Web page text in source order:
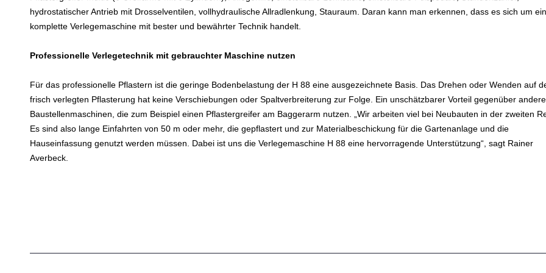
hydrostatischer Antrieb mit Drosselventilen, vollhydraulische Allradlenkung, Stauraum. Daran kann man erkennen, dass es sich um
komplette Verlegemaschine mit bester und bewährter Technik handelt.
Professionelle Verlegetechnik mit gebrauchter Maschine nutzen
Für das professionelle Pflastern ist die geringe Bodenbelastung der H 88 eine ausgezeichnete Basis. Das Drehen oder Wenden auf
frisch verlegten Pflasterung hat keine Verschiebungen oder Spaltverbreiterung zur Folge. Ein unschätzbarer Vorteil gegenüber
Baustellenmaschinen, die zum Beispiel einen Pflastergreifer am Baggerarm nutzen. „Wir arbeiten viel bei Neubauten in der zweiten
Es sind also lange Einfahrten von 50 m oder mehr, die gepflastert und zur Materialbeschickung für die Gartenanlage und die
Hauseinfassung genutzt werden müssen. Dabei ist uns die Verlegemaschine H 88 eine hervorragende Unterstützung“, sagt Rainer
Averbeck.